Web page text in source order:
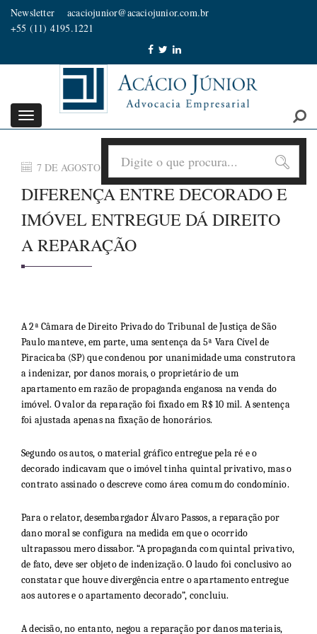
Newsletter
acaciojunior@acaciojunior.com.br
+55 (11) 4195.1221
Toggle
navigation
7 DE AGOSTO DE 2026
DIFERENÇA ENTRE DECORADO E
IMÓVEL ENTREGUE DÁ DIREITO
A REPARAÇÃO
A 2ª Câmara de Direito Privado do Tribunal de Justiça de São
Paulo manteve, em parte, uma sentença da 5ª Vara Cível de
Piracicaba (SP) que condenou por unanimidade uma construtora
a indenizar, por danos morais, o proprietário de um
apartamento em razão de propaganda enganosa na venda do
imóvel. O valor da reparação foi fixado em R$ 10 mil. A sentença
foi ajustada apenas na fixação de honorários.
Segundo os autos, o material gráfico entregue pela ré e o
decorado indicavam que o imóvel tinha quintal privativo, mas o
contrato assinado o descreve como área comum do condomínio.
Para o relator, desembargador Álvaro Passos, a reparação por
dano moral se configura na medida em que o ocorrido
ultrapassou mero dissabor. “A propaganda com quintal privativo,
de fato, deve ser objeto de indenização. O laudo foi conclusivo ao
constatar que houve divergência entre o apartamento entregue
aos autores e o apartamento decorado”, concluiu.
A decisão, no entanto, negou a reparação por danos materiais,